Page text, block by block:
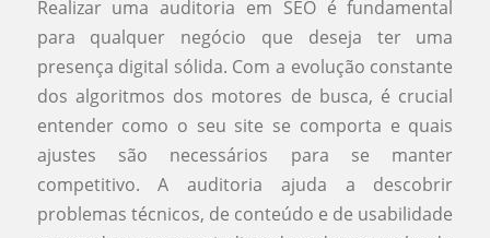
Realizar uma auditoria em SEO é fundamental
para qualquer negócio que deseja ter uma
presença digital sólida. Com a evolução constante
dos algoritmos dos motores de busca, é crucial
entender como o seu site se comporta e quais
ajustes são necessários para se manter
competitivo. A auditoria ajuda a descobrir
problemas técnicos, de conteúdo e de usabilidade